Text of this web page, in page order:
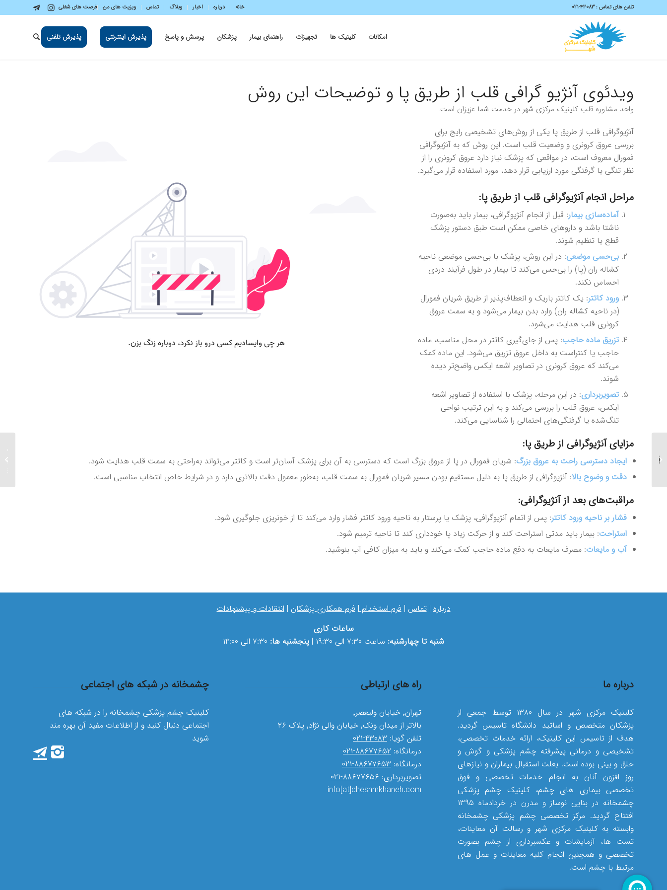
خانه درباره اخبار وبلاگ تماس ویزیت های من فرصت های شغلی تلفن های تماس : 43083-۰۲۱
امکانات کلینیک ها تجهیزات راهنمای بیمار پزشکان پرسش و پاسخ پذیرش اینترنتی پذیرش تلفنی
ویدئوی آنژیو گرافی قلب از طریق پا و توضیحات این روش
واحد مشاوره قلب کلینیک مرکزی شهر در خدمت شما عزیزان است.
آنژیوگرافی قلب از طریق پا یکی از روش‌های تشخیصی رایج برای
بررسی عروق کرونری و وضعیت قلب است. این روش که به آنژیوگرافی
فمورال معروف است، در مواقعی که پزشک نیاز دارد عروق کرونری را از
نظر تنگی یا گرفتگی مورد ارزیابی قرار دهد، مورد استفاده قرار می‌گیرد.
مراحل انجام آنژیوگرافی قلب از طریق پا:
آماده‌سازی بیمار: قبل از انجام آنژیوگرافی، بیمار باید به‌صورت
ناشتا باشد و داروهای خاصی ممکن است طبق دستور پزشک
قطع یا تنظیم شوند.
بی‌حسی موضعی: در این روش، پزشک با بی‌حسی موضعی ناحیه
کشاله ران (پا) را بی‌حس می‌کند تا بیمار در طول فرآیند دردی
احساس نکند.
ورود کاتتر: یک کاتتر باریک و انعطاف‌پذیر از طریق شریان فمورال
(در ناحیه کشاله ران) وارد بدن بیمار می‌شود و به سمت عروق
کرونری قلب هدایت می‌شود.
تزریق ماده حاجب: پس از جای‌گیری کاتتر در محل مناسب، ماده
حاجب یا کنتراست به داخل عروق تزریق می‌شود. این ماده کمک
می‌کند که عروق کرونری در تصاویر اشعه ایکس واضح‌تر دیده
شوند.
تصویربرداری: در این مرحله، پزشک با استفاده از تصاویر اشعه
ایکس، عروق قلب را بررسی می‌کند و به این ترتیب نواحی
تنگ‌شده یا گرفتگی‌های احتمالی را شناسایی می‌کند.
مزایای آنژیوگرافی از طریق پا:
ایجاد دسترسی راحت به عروق بزرگ: شریان فمورال در پا از عروق بزرگ است که دسترسی به آن برای پزشک آسان‌تر است و کاتتر می‌تواند به‌راحتی به سمت قلب هدایت شود.
دقت و وضوح بالا: آنژیوگرافی از طریق پا به دلیل مستقیم بودن مسیر شریان فمورال به سمت قلب، به‌طور معمول دقت بالاتری دارد و در شرایط خاص انتخاب مناسبی است.
مراقبت‌های بعد از آنژیوگرافی:
فشار بر ناحیه ورود کاتتر: پس از اتمام آنژیوگرافی، پزشک یا پرستار به ناحیه ورود کاتتر فشار وارد می‌کند تا از خونریزی جلوگیری شود.
استراحت: بیمار باید مدتی استراحت کند و از حرکت زیاد پا خودداری کند تا ناحیه ترمیم شود.
آب و مایعات: مصرف مایعات به دفع ماده حاجب کمک می‌کند و باید به میزان کافی آب بنوشید.
درباره|تماس |فرم استخدام|فرم همکاری پزشکان |انتقادات و پیشنهادات
ساعات کاری
شنبه تا چهارشنبه: ساعت ۷:۳۰ الی ۱۹:۳۰ | پنجشنبه ها:
درباره ما
کلینیک مرکزی شهر در سال ۱۳۸۰ توسط جمعی از
پزشکان متخصص و اساتید دانشگاه تاسیس گردید.
هدف از تاسیس این کلینیک، ارائه خدمات تخصصی،
تشخیصی و درمانی پیشرفته چشم پزشکی و گوش و
حلق و بینی بوده است. بعلت استقبال بیماران و نیازهای
روز افزون آنان به انجام خدمات تخصصی و فوق
تخصصی بیماری های چشم، کلینیک چشم پزشکی
چشمخانه در بنایی نوساز و مدرن در خردادماه ۱۳۹۵
افتتاح گردید. مرکز تخصصی چشم پزشکی چشمخانه
وابسته به کلینیک مرکزی شهر و رسالت آن معاینات،
تست ها، آزمایشات و عکسبرداری از چشم بصورت
تخصصی و همچنین انجام کلیه معاینات و عمل های
مرتبط با چشم است.
راه های ارتباطی
تهران٬ خیابان ولیعصر٬
بالاتر از میدان ونک٬ خیابان والی نژاد٬ پلاک ۲۶
تلفن گویا: ۴۳۰۸۳-۰۲۱
درمانگاه: ۸۸۶۷۷۶۵۲-۰۲۱
درمانگاه: ۸۸۶۷۷۶۵۳-۰۲۱
تصویربرداری: ۸۸۶۷۷۶۵۶-۰۲۱
info[at]cheshmkhaneh.com
چشمخانه در شبکه های اجتماعی
کلینیک چشم پزشکی چشمخانه را در شبکه های
اجتماعی دنبال کنید و از اطلاعات مفید آن بهره مند
شوید
عمل لیزیک چیست؟